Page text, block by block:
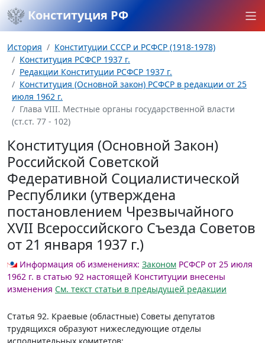
Конституция РФ
История
Конституции СССР и РСФСР (1918-1978)
Конституция РСФСР 1937 г.
Редакции Конституции РСФСР 1937 г.
Конституция (Основной закон) РСФСР в редакции от 25
июля 1962 г.
Глава VIII. Местные органы государственной власти
(ст.ст. 77 - 102)
Конституция (Основной Закон)
Российской Советской
Федеративной Социалистической
Республики (утверждена
постановлением Чрезвычайного
XVII Всероссийского Съезда Советов
от 21 января 1937 г.)
Информация об изменениях: Законом РСФСР от 25 июля
1962 г. в статью 92 настоящей Конституции внесены
изменения См. текст статьи в предыдущей редакции
Статья 92. Краевые (областные) Советы депутатов
трудящихся образуют нижеследующие отделы